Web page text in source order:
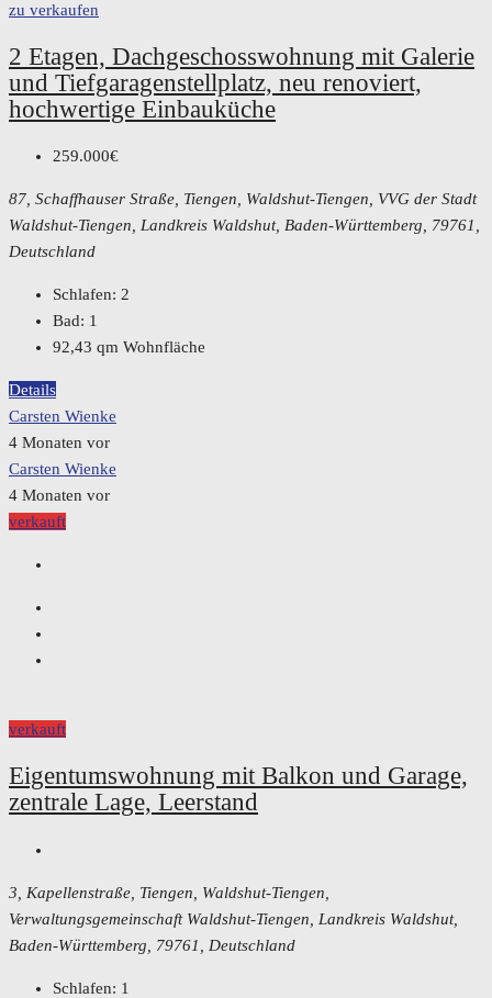
zu verkaufen
2 Etagen, Dachgeschosswohnung mit Galerie
und Tiefgaragenstellplatz, neu renoviert,
hochwertige Einbauküche
259.000€
87, Schaffhauser Straße, Tiengen, Waldshut-Tiengen, VVG der Stadt
Waldshut-Tiengen, Landkreis Waldshut, Baden-Württemberg, 79761,
Deutschland
Schlafen: 2
Bad: 1
92,43 qm Wohnfläche
Details
Carsten Wienke
4 Monaten vor
Carsten Wienke
4 Monaten vor
verkauft
verkauft
Eigentumswohnung mit Balkon und Garage,
zentrale Lage, Leerstand
3, Kapellenstraße, Tiengen, Waldshut-Tiengen,
Verwaltungsgemeinschaft Waldshut-Tiengen, Landkreis Waldshut,
Baden-Württemberg, 79761, Deutschland
Schlafen: 1